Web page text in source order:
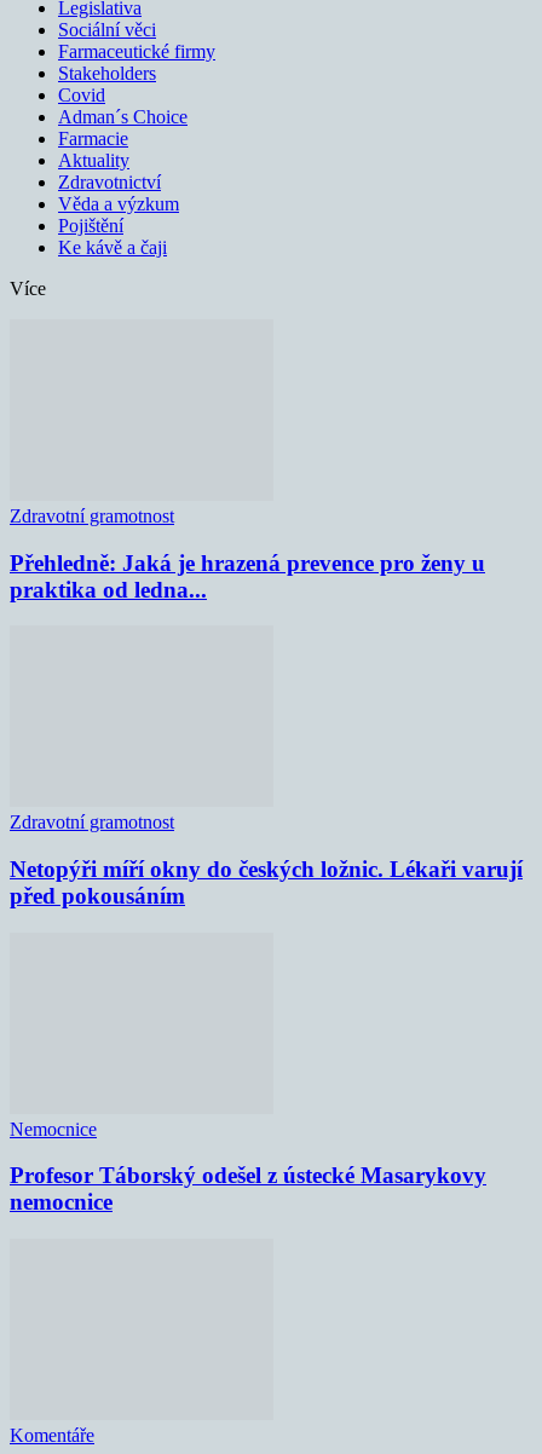
Legislativa
Sociální věci
Farmaceutické firmy
Stakeholders
Covid
Adman´s Choice
Farmacie
Aktuality
Zdravotnictví
Věda a výzkum
Pojištění
Ke kávě a čaji
Více
Zdravotní gramotnost
Přehledně: Jaká je hrazená prevence pro ženy u
praktika od ledna...
Zdravotní gramotnost
Netopýři míří okny do českých ložnic. Lékaři varují
před pokousáním
Nemocnice
Profesor Táborský odešel z ústecké Masarykovy
nemocnice
Komentáře